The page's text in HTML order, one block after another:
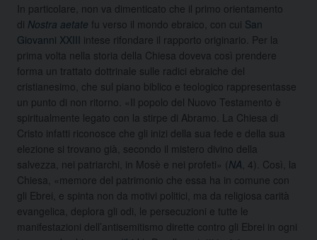
In particolare, non va dimenticato che il primo orientamento
di Nostra aetate fu verso il mondo ebraico, con cui San
Giovanni XXIII intese rifondare il rapporto originario. Per la
prima volta nella storia della Chiesa doveva così prendere
forma un trattato dottrinale sulle radici ebraiche del
cristianesimo, che sul piano biblico e teologico rappresentasse
un punto di non ritorno. «Il popolo del Nuovo Testamento è
spiritualmente legato con la stirpe di Abramo. La Chiesa di
Cristo infatti riconosce che gli inizi della sua fede e della sua
elezione si trovano già, secondo il mistero divino della
salvezza, nei patriarchi, in Mosè e nei profeti» (NA , 4). Così, la
Chiesa, «memore del patrimonio che essa ha in comune con
gli Ebrei, e spinta non da motivi politici, ma da religiosa carità
evangelica, deplora gli odi, le persecuzioni e tutte le
manifestazioni dell’antisemitismo dirette contro gli Ebrei in ogni